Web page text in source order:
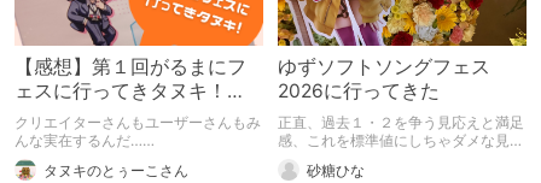
【感想】第１回がるまにフ
ェスに行ってきタヌキ！
【レポ】
クリエイターさんもユーザーさんもみ
んな実在するんだ……
タヌキのとぅーこさん
ゆずソフトソングフェス
2026に行ってきた
正直、過去１・２を争う見応えと満足
感、これを標準値にしちゃダメな見本
かも
砂糖ひな